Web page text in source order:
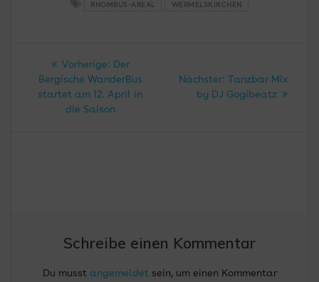
RHOMBUS-AREAL WERMELSKIRCHEN
Beitragsnavigation
Vorherige: Vorheriger
Beitrag:
Der
Bergische WanderBus
startet am 12. April in
die Saison
Nächster: Nächster
Beitrag:
Tanzbar Mix
by DJ Gogibeatz
Schreibe einen Kommentar
Du musst angemeldet sein, um einen Kommentar